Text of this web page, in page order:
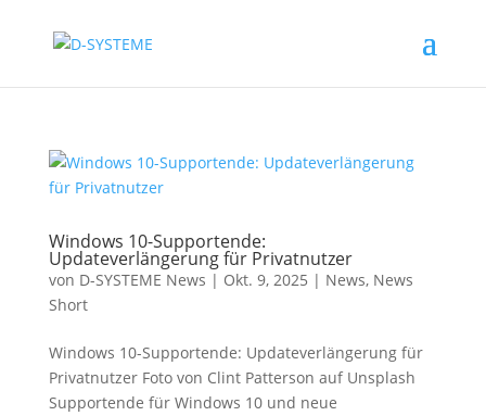
Windows 10-Supportende:
Updateverlängerung für Privatnutzer
von D-SYSTEME News | Okt. 9, 2025 | News, News
Short
Windows 10-Supportende: Updateverlängerung für
Privatnutzer Foto von Clint Patterson auf Unsplash
Supportende für Windows 10 und neue